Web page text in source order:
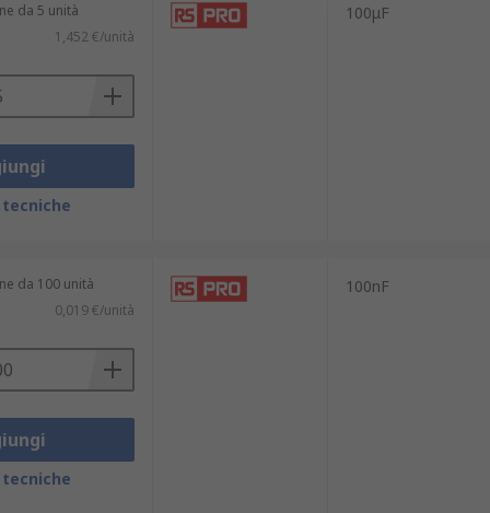
da 5 unità
1,452 €/unità
tecniche
100μF
da 100 unità
0,019 €/unità
tecniche
100nF